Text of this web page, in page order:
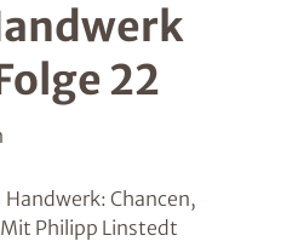
22
Chancen,
Philipp Linstedt